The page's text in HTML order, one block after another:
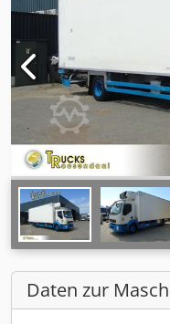
Daten zur